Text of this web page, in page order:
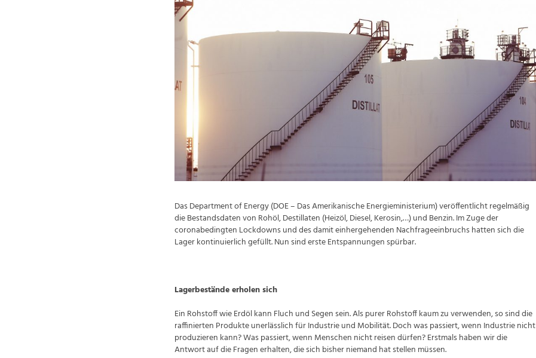
Das Department of Energy (DOE – Das Amerikanische Energieministerium) veröffentlicht regelmäßig
die Bestandsdaten von Rohöl, Destillaten (Heizöl, Diesel, Kerosin,…) und Benzin. Im Zuge der
coronabedingten Lockdowns und des damit einhergehenden Nachfrageeinbruchs hatten sich die
Lager kontinuierlich gefüllt. Nun sind erste Entspannungen spürbar.
Lagerbestände erholen sich
Ein Rohstoff wie Erdöl kann Fluch und Segen sein. Als purer Rohstoff kaum zu verwenden, so sind die
raffinierten Produkte unerlässlich für Industrie und Mobilität. Doch was passiert, wenn Industrie nicht
produzieren kann? Was passiert, wenn Menschen nicht reisen dürfen? Erstmals haben wir die
Antwort auf die Fragen erhalten, die sich bisher niemand hat stellen müssen.